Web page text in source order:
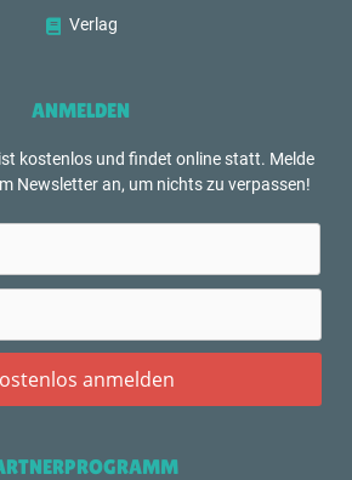
Verlag
ANMELDEN
kostenlos und findet online statt. Melde
Newsletter an, um nichts zu verpassen!